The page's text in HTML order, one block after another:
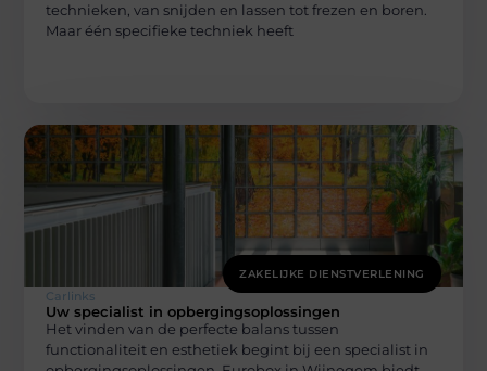
technieken, van snijden en lassen tot frezen en boren.
Maar één specifieke techniek heeft
ZAKELIJKE DIENSTVERLENING
Carlinks
Uw specialist in opbergingsoplossingen
Het vinden van de perfecte balans tussen
functionaliteit en esthetiek begint bij een specialist in